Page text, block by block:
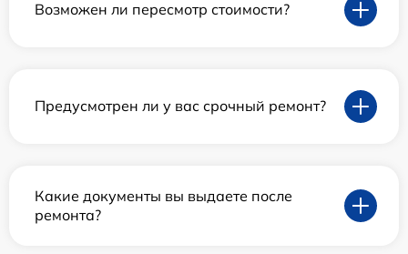
Возможен ли пересмотр стоимости?
Предусмотрен ли у вас срочный ремонт?
Какие документы вы выдаете после
ремонта?